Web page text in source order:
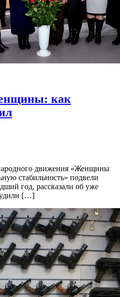
как
движения «Женщины
стабильность» подвели
год, рассказали об уже
[…]